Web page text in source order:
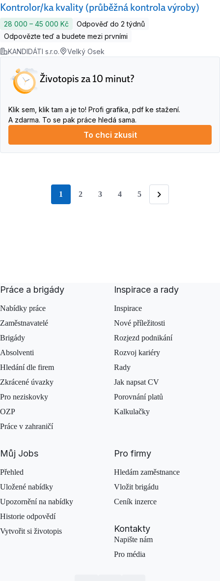
Kontrolor/ka kvality (průběžná kontrola výroby)
28 000 ‍–‍ 45 000 Kč
Odpověď do 2 týdnů
Odpovězte teď a budete mezi prvními
KANDIDÁTI s.r.o.
Velký Osek
Životopis za 10 minut?
Klik sem, klik tam a je to! Profi grafika, pdf ke stažení.
A zdarma. To se pak práce hledá sama.
To chci zkusit
stránka
1 2 3 4 5
Následující
Práce a brigády
Nabídky práce
Zaměstnavatelé
Brigády
Absolventi
Hledání dle firem
Zkrácené úvazky
Pro neziskovky
OZP
Práce v zahraničí
Inspirace a rady
Inspirace
Nové příležitosti
Rozjezd podnikání
Rozvoj kariéry
Rady
Jak napsat CV
Porovnání platů
Kalkulačky
Můj Jobs
Přehled
Uložené nabídky
Upozornění na nabídky
Historie odpovědí
Vytvořit si životopis
Pro firmy
Hledám zaměstnance
Vložit brigádu
Ceník inzerce
Kontakty
Napište nám
Pro média